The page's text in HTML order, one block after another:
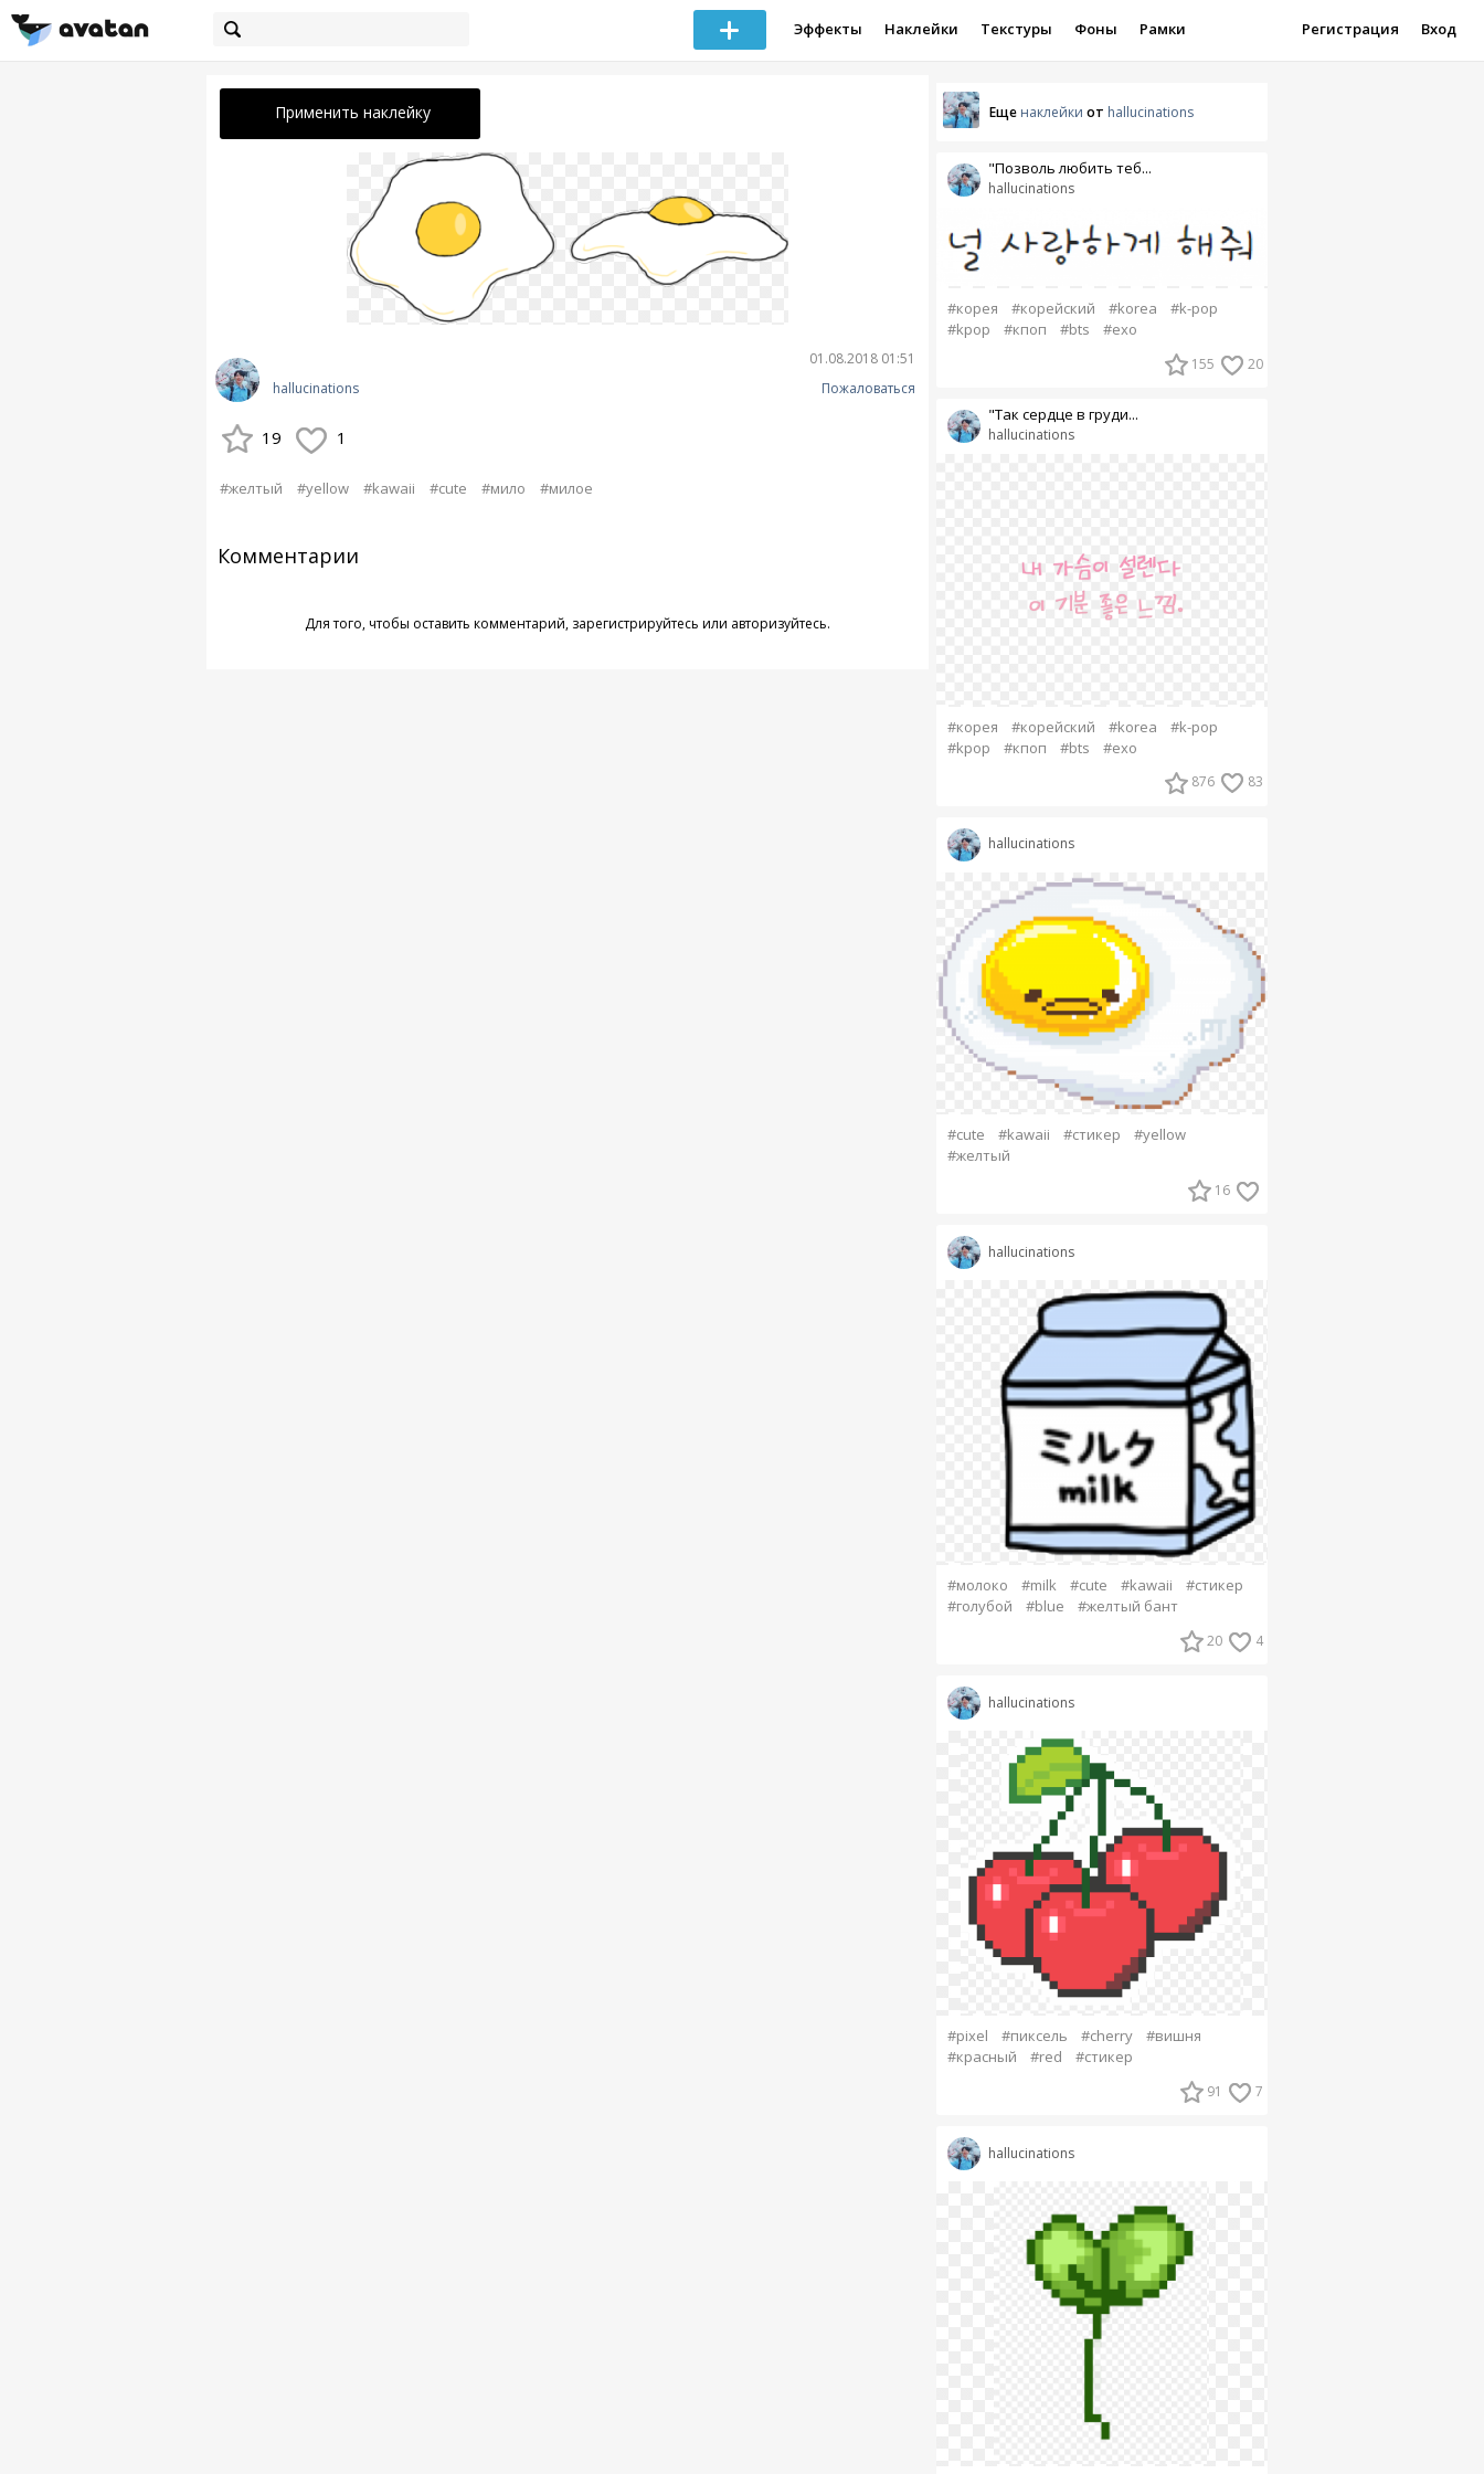
Эффекты Наклейки Текстуры Фоны Рамки Регистрация Вход
Применить наклейку
hallucinations
01.08.2018 01:51
Пожаловаться
19 1
#желтый #yellow #kawaii #cute #мило #милое
Комментарии
Для того, чтобы оставить комментарий, зарегистрируйтесь или авторизуйтесь.
Еще наклейки от hallucinations
hallucinations
"Позволь любить теб...
#корея #корейский #korea
#k-pop
#kpop
#кпоп #bts #exo
155 20
hallucinations
"Так сердце в груди...
#корея #корейский #korea
#k-pop
#kpop
#кпоп #bts #exo
876 83
hallucinations
#cute #kawaii #стикер
#yellow
#желтый
16
hallucinations
#молоко #milk #cute #kawaii
#стикер
#голубой
#blue #желтый бант
20 4
hallucinations
#pixel #пиксель #cherry
#вишня
#красный
#red #стикер
91 7
hallucinations